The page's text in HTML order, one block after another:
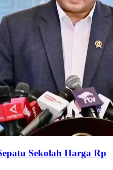
Sekolah Harga Rp